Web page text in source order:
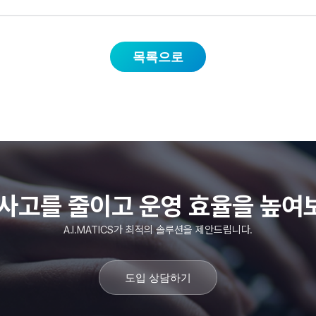
목록으로
고를 줄이고 운영 효율을 높여
A.I.MATICS가 최적의 솔루션을 제안드립니다.
도입 상담하기